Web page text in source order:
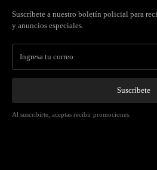
Suscríbete a nuestro boletín policial para
y anuncios especiales.
Suscríbete
Al suscribirte, aceptas recibir promociones.